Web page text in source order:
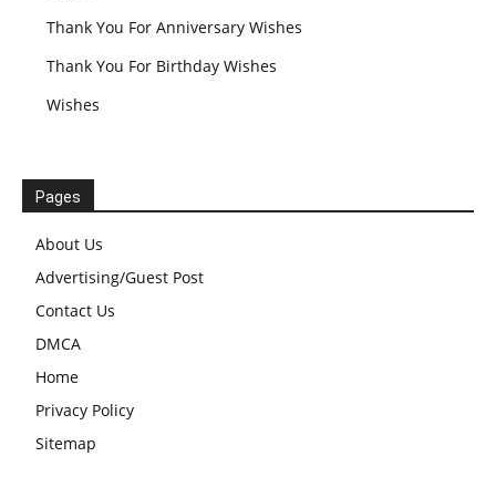
Thank You For Anniversary Wishes
Thank You For Birthday Wishes
Wishes
Pages
About Us
Advertising/Guest Post
Contact Us
DMCA
Home
Privacy Policy
Sitemap